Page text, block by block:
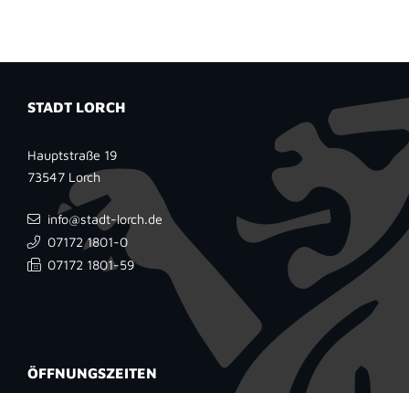
STADT LORCH
Hauptstraße 19
73547 Lorch
info@stadt-lorch.de
07172 1801-0
07172 1801-59
ÖFFNUNGSZEITEN